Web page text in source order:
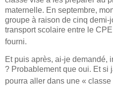
maternelle. En septembre,
groupe à raison de cinq demi-
transport scolaire entre le
fourni.
Et puis après, ai-je demandé,
? Probablement que oui. Et si
pourra aller dans une « cl asse